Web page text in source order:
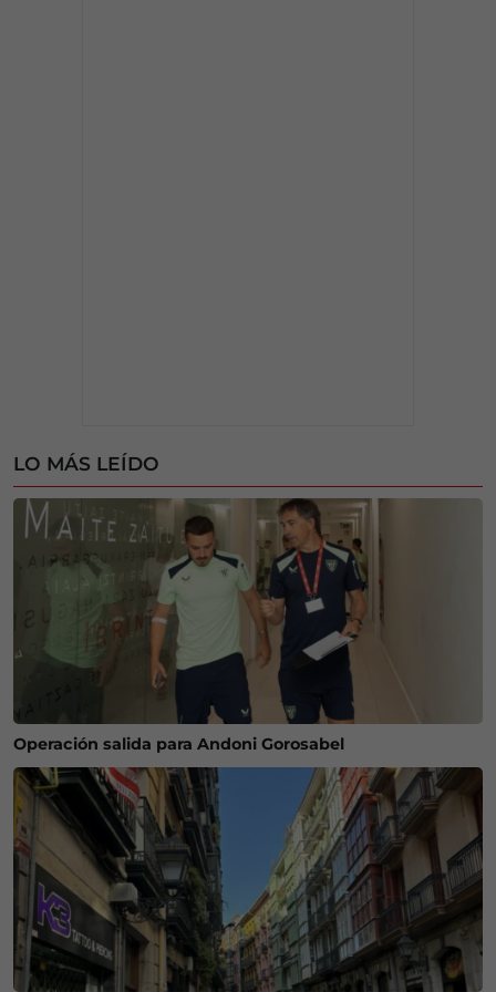
LO MÁS LEÍDO
Operación salida para Andoni Gorosabel